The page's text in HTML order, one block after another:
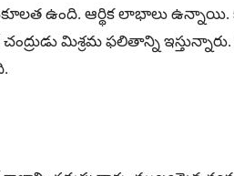
ఉంది. ఆర్థిక లాభాలు
మిశ్రమ ఫలితాన్ని